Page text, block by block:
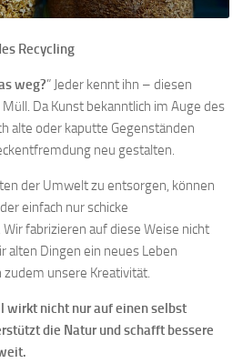
Recycling
weg?” Jeder kennt ihn – diesen
Da Kunst bekanntlich im Auge des
alte oder kaputte Gegenständen
neu gestalten.
der Umwelt zu entsorgen, können
einfach nur schicke
fabrizieren auf diese Weise nicht
alten Dingen ein neues Leben
unsere Kreativität.
wirkt nicht nur auf einen selbst
die Natur und schafft bessere